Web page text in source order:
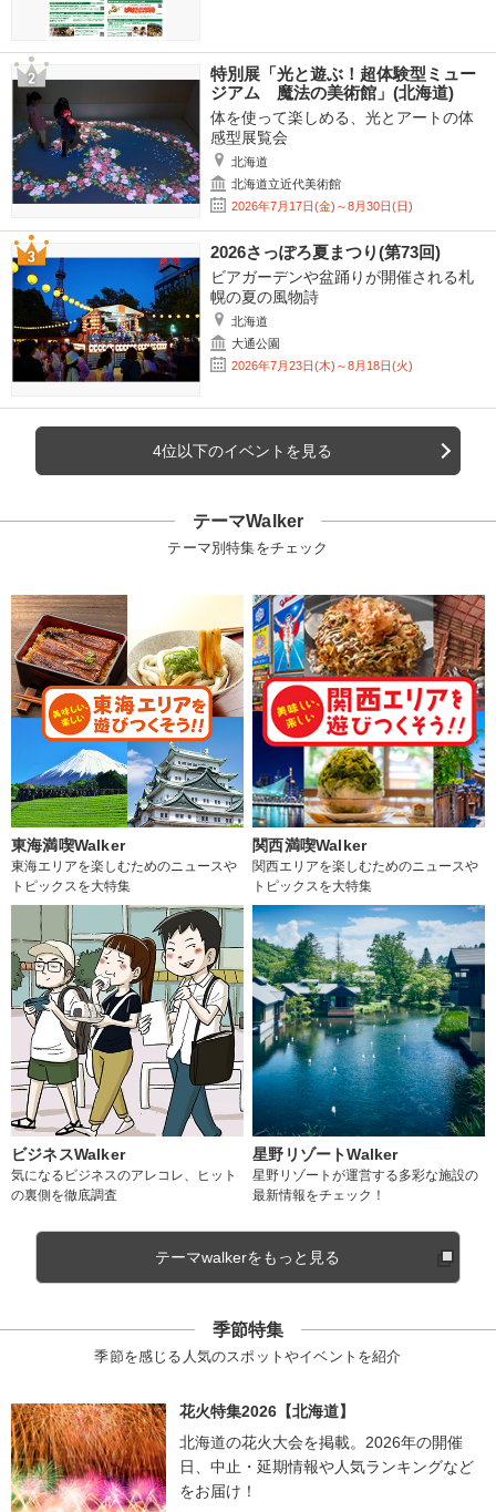
特別展「光と遊ぶ！超体験型ミュー
ジアム 魔法の美術館」(北海道)
体を使って楽しめる、光とアートの体
感型展覧会
北海道
北海道立近代美術館
2026年7月17日(金)～8月30日(日)
2026さっぽろ夏まつり(第73回)
ビアガーデンや盆踊りが開催される札
幌の夏の風物詩
北海道
大通公園
2026年7月23日(木)～8月18日(火)
4位以下のイベントを見る
テーマWalker
テーマ別特集をチェック
東海満喫Walker
東海エリアを楽しむためのニュースや
トピックスを大特集
関西満喫Walker
関西エリアを楽しむためのニュースや
トピックスを大特集
ビジネスWalker
気になるビジネスのアレコレ、ヒット
の裏側を徹底調査
星野リゾートWalker
星野リゾートが運営する多彩な施設の
最新情報をチェック！
テーマwalkerをもっと見る
季節特集
季節を感じる人気のスポットやイベントを紹介
花火特集2026【北海道】
北海道の花火大会を掲載。2026年の開催
日、中止・延期情報や人気ランキングなど
をお届け！